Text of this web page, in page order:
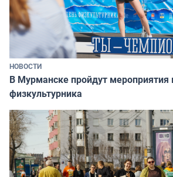
НОВОСТИ
В Мурманске пройдут мероприятия
физкультурника